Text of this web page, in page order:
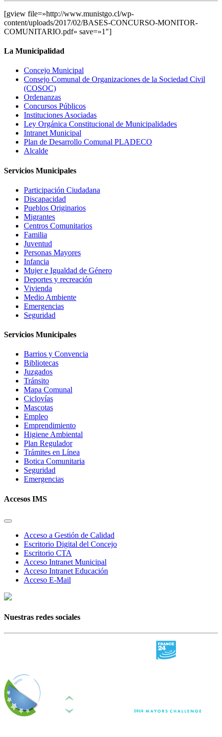
[gview file=»http://www.munistgo.cl/wp-
content/uploads/2017/02/BASES-CONCURSO-MONITOR-
COMUNITARIO.pdf» save=»1″]
La Municipalidad
Concejo Municipal
Consejo Comunal de Organizaciones de la Sociedad Civil
(COSOC)
Ordenanzas
Concursos Públicos
Instituciones Asociadas
Ley Orgánica Constitucional de Municipalidades
Intranet Municipal
Plan de Desarrollo Comunal PLADECO
Alcalde
Servicios Municipales
Participación Ciudadana
Discapacidad
Pueblos Originarios
Migrantes
Centros Comunitarios
Familia
Juventud
Personas Mayores
Infancia
Mujer e Igualdad de Género
Deportes y recreación
Vivienda
Medio Ambiente
Emergencias
Seguridad
Servicios Municipales
Barrios y Convencia
Bibliotecas
Juzgados
Tránsito
Mapa Comunal
Ciclovías
Mascotas
Empleo
Emprendimiento
Higiene Ambiental
Plan Regulador
Trámites en Línea
Botica Comunitaria
Seguridad
Emergencias
Accesos IMS
Acceso a Gestión de Calidad
Escritorio Digital del Concejo
Escritorio CTA
Acceso Intranet Municipal
Acceso Intranet Educación
Acceso E-Mail
Nuestras redes sociales